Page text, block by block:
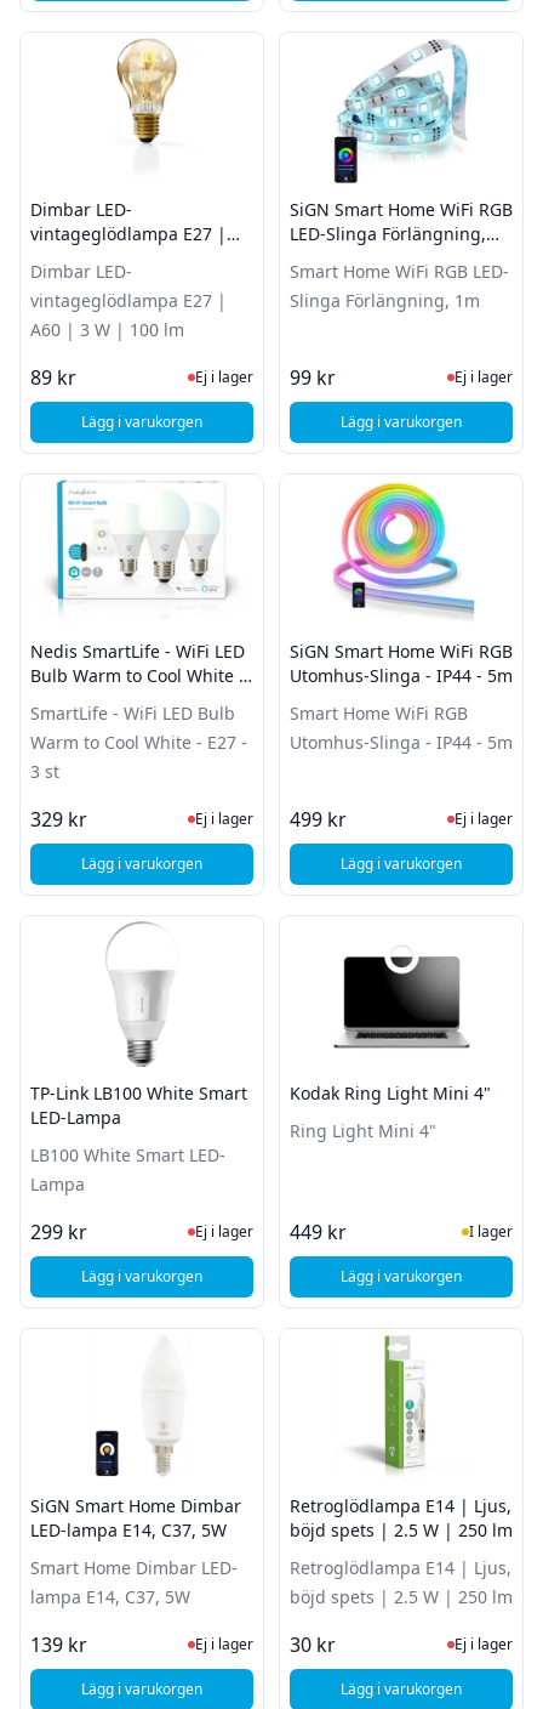
Dimbar LED-
vintageglödlampa E27 |
Dimbar LED-
vintageglödlampa E27 |
A60 | 3 W | 100 lm
89 kr Ej i lager, besök produktsidan för
Ej i lager
Lägg i varukorgen, Dimbar LED-vintageglödlampa E27 | A60 | 3 W | 100 lm
SiGN Smart Home WiFi RGB
LED-Slinga Förlängning,
Smart Home WiFi RGB LED-
Slinga Förlängning, 1m
99 kr Ej i lager,
Ej i lager
Lägg i varukorgen, SiGN Smart Home
Nedis SmartLife - WiFi LED
Bulb Warm to Cool White -
SmartLife - WiFi LED Bulb
Warm to Cool White - E27 -
3 st
329 kr Ej i lager, besök produktsidan för
Ej i lager
Lägg i varukorgen , Nedis SmartLife - WiFi LED Bulb Warm to Cool White -
SiGN Smart Home WiFi RGB
Utomhus-Slinga - IP44 - 5m
Smart Home WiFi RGB
Utomhus-Slinga - IP44 - 5m
499 kr Ej i lager,
Ej i lager
Lägg i varukorgen, SiGN Smart Home
TP-Link LB100 White Smart
LED-Lampa
LB100 White Smart LED-
Lampa
299 kr Ej i lager, besök produktsidan för
Ej i lager
Lägg i varukorgen, TP-Link LB100 White Smart LED-Lampa
Kodak Ring Light Mini 4"
Ring Light Mini 4"
449 kr I Lager
I lager
Lägg i varukorgen, Kodak Ring Light
SiGN Smart Home Dimbar
LED-lampa E14, C37, 5W
Smart Home Dimbar LED-
lampa E14, C37, 5W
139 kr Ej i lager, besök produktsidan för
Ej i lager
Lägg i varukorgen, SiGN Smart Home Dimbar LED-lampa E14, C37, 5W
Retroglödlampa E14 | Ljus,
böjd spets | 2.5 W | 250 lm
Retroglödlampa E14 | Ljus,
böjd spets | 2.5 W | 250 lm
30 kr Ej i lager,
Ej i lager
Lägg i varukorgen
, Retroglödlampa